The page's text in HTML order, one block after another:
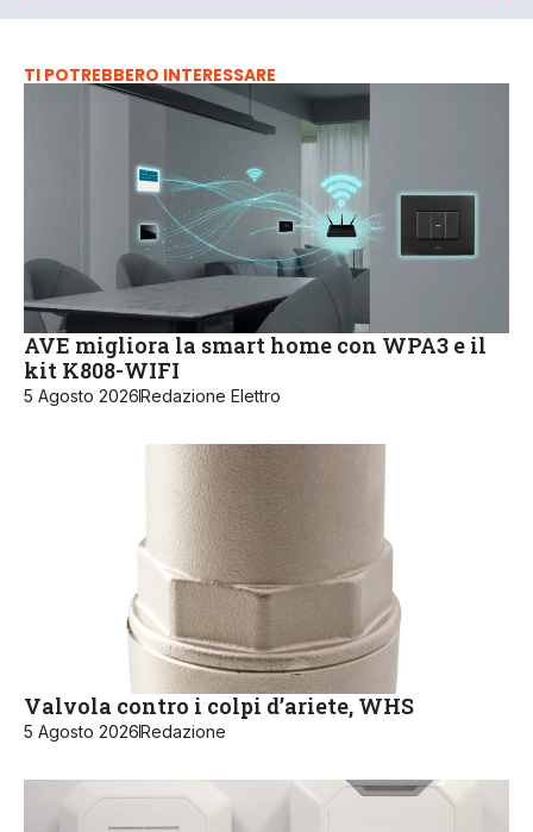
TI POTREBBERO INTERESSARE
AVE migliora la smart home con WPA3 e il
kit K808-WIFI
5 Agosto 2026Redazione Elettro
Valvola contro i colpi d’ariete, WHS
5 Agosto 2026Redazione